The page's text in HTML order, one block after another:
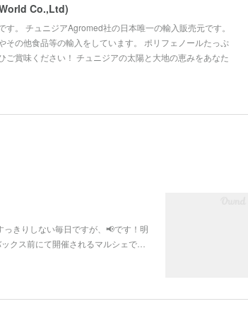
Co.,Ltd)
。 チュニジアAgromed社の日本唯一の輸入販売元です。
の他食品等の輸入をしています。 ポリフェノールたっぷ
ご賞味ください！ チュニジアの太陽と大地の恵みをあなた
きりしない毎日ですが、📢です！明
クス前にて開催されるマルシェで…